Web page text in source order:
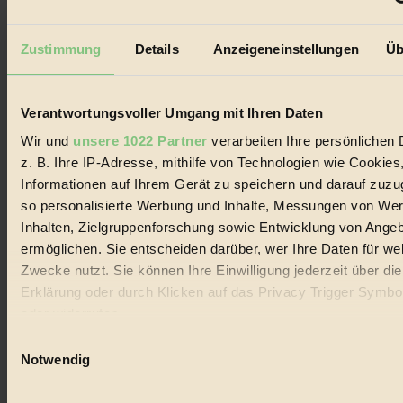
Zustimmung Details Anzeigeneinstellungen
Verantwortungsvoller Umgang mit Ihren Daten
Wir und unsere 1022 Partner verarbeiten Ihre persönlichen
z. B. Ihre IP-Adresse, mithilfe von Technologien wie
Informationen auf Ihrem Gerät zu speichern und darauf
so personalisierte Werbung und Inhalte, Messungen von
Inhalten, Zielgruppenforschung sowie Entwicklung von
ermöglichen. Sie entscheiden darüber, wer Ihre Daten für
Zwecke nutzt. Sie können Ihre Einwilligung jederzeit über
Erklärung oder durch Klicken auf das Privacy Trigger
Wenn Sie es erlauben, würden wir auch gerne:
Notwendig
Coverstory
GROSSER WIRBEL um Versuche, den Ozean und
seine Bewegungen festzuhalten.
Außerdem im Heft
GEMEIN: